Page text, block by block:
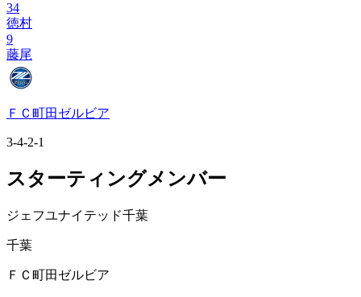
34
徳村
9
藤尾
ＦＣ町田ゼルビア
3-4-2-1
スターティングメンバー
ジェフユナイテッド千葉
千葉
ＦＣ町田ゼルビア